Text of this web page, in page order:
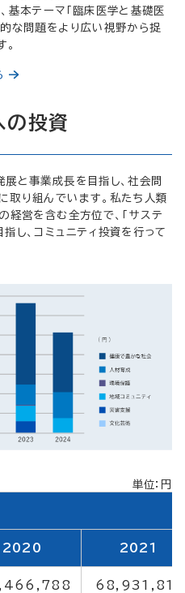
基本テーマ「臨床医学と基礎医
な問題をより広い視野から捉
の投資
と事業成長を目指し、社会問
取り組んでいます。私たち人類
経営を含む全方位で、「サステ
し、コミュニティ投資を行って
単位：円
2020 2021
68,931,813